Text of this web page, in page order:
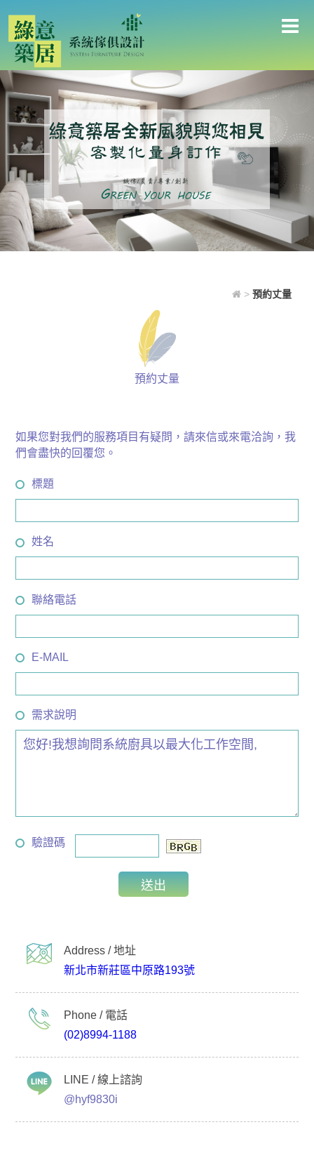
> 預約丈量
預約丈量
如果您對我們的服務項目有疑問，請來信或來電洽詢，我
們會盡快的回覆您。
標題
姓名
聯絡電話
E-MAIL
需求說明
驗證碼
Address / 地址
新北市新莊區中原路193號
Phone / 電話
(02)8994-1188
LINE / 線上諮詢
@hyf9830i